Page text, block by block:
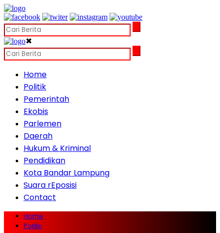
✖
Home
Politik
Pemerintah
Ekobis
Parlemen
Daerah
Hukum & Kriminal
Pendidikan
Kota Bandar Lampung
Suara rEposisi
Contact
Home
Politik